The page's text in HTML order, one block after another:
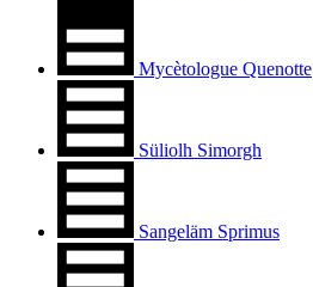
Mycètologue Quenotte
Süliolh Simorgh
Sangeläm Sprimus